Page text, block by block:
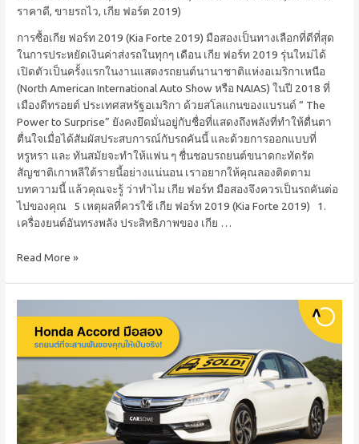
ราคาดี,ขายรถไว, เกีย ฟอร์ต 2019)
การซื้อเกีย ฟอร์ท 2019 (Kia Forte 2019) มือสองเป็นทางเลือกที่ดีที่สุด
ในการประหยัดเงินค่าส่งรถในทุกๆ เดือน เกีย ฟอร์ท 2019 รุ่นใหม่ได้
เปิดตัวเป็นครั้งแรกในงานแสดงรถยนต์นานาชาติแห่งอเมริกาเหนือ
(North American International Auto Show หรือ NAIAS) ในปี 2018 ที่
เมืองดีทรอยต์ ประเทศสหรัฐอเมริกา ด้วยสโลแกนของแบรนด์ “ The
Power to Surprise” ยังคงยึดมั่นอยู่กับชื่อที่แสดงถึงพลังที่ทำให้ตื่นตา
ตื่นใจเมื่อได้สัมผัสประสบการณ์กับรถคันนี้ และด้วยการออกแบบที่
หรูหรา และ ทันสมัยจะทำให้แฟน ๆ ชื่นชอบรถยนต์ขนาดกะทัดรัด
สัญชาติเกาหลีใต้รายนี้อย่างแน่นอน เราอยากให้คุณลองติดตาม
บทความนี้ แล้วคุณจะรู้ ว่าทำไม เกีย ฟอร์ท มือสองจึงควรเป็นรถคันต่อ
ไปของคุณ 5 เหตุผลที่ควรใช้ เกีย ฟอร์ท 2019 (Kia Forte 2019) 1.
เครื่องยนต์อันทรงพลัง ประสิทธิภาพของ เกีย …
Read More »